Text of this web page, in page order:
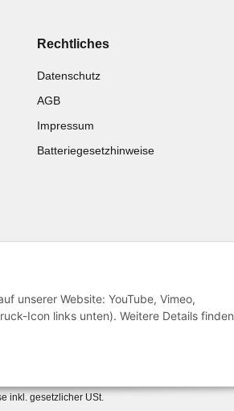
unserer Website: YouTube, Vimeo,
Icon links unten). Weitere Details finden
Rechtliches
Datenschutz
AGB
Impressum
Batteriegesetzhinweise
Preisliste anschauen
inkl. gesetzlicher USt.